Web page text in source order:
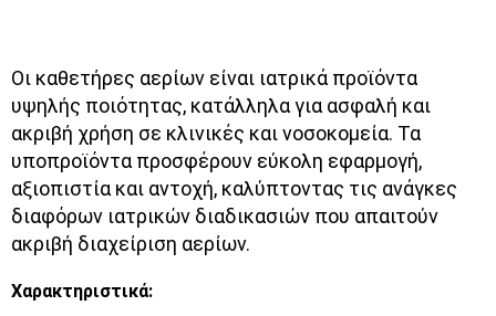
Οι καθετήρες αερίων είναι ιατρικά προϊόντα
υψηλής ποιότητας, κατάλληλα για ασφαλή και
ακριβή χρήση σε κλινικές και νοσοκομεία. Τα
υποπροϊόντα προσφέρουν εύκολη εφαρμογή,
αξιοπιστία και αντοχή, καλύπτοντας τις ανάγκες
διαφόρων ιατρικών διαδικασιών που απαιτούν
ακριβή διαχείριση αερίων.
Χαρακτηριστικά: